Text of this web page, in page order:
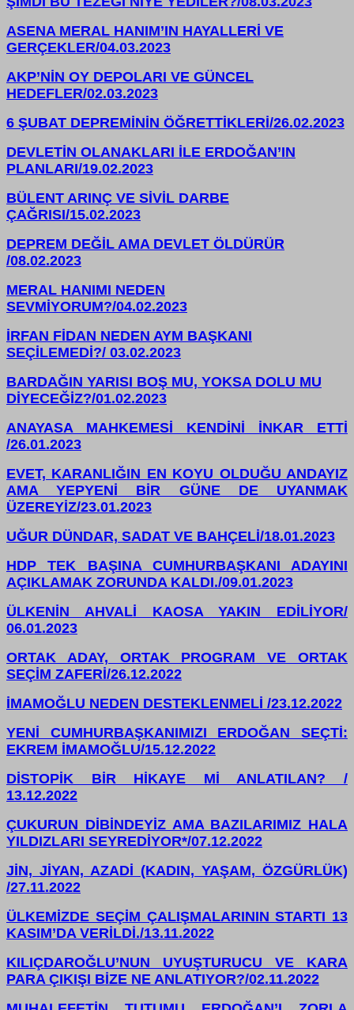
ASENA MERAL HANIM’IN HAYALLERİ VE
GERÇEKLER/04.03.2023
AKP’NİN OY DEPOLARI VE GÜNCEL
HEDEFLER/02.03.2023
6 ŞUBAT DEPREMİNİN ÖĞRETTİKLERİ/26.02.2023
DEVLETİN OLANAKLARI İLE ERDOĞAN’IN
PLANLARI/19.02.2023
BÜLENT ARINÇ VE SİVİL DARBE
ÇAĞRISI/15.02.2023
DEPREM DEĞİL AMA DEVLET ÖLDÜRÜR
/08.02.2023
MERAL HANIMI NEDEN
SEVMİYORUM?/04.02.2023
İRFAN FİDAN NEDEN AYM BAŞKANI
SEÇİLEMEDİ?/ 03.02.2023
BARDAĞIN YARISI BOŞ MU, YOKSA DOLU MU
DİYECEĞİZ?/01.02.2023
ANAYASA MAHKEMESİ KENDİNİ İNKAR ETTİ
/26.01.2023
EVET, KARANLIĞIN EN KOYU OLDUĞU ANDAYIZ
AMA YEPYENİ BİR GÜNE DE UYANMAK
ÜZEREYİZ/23.01.2023
UĞUR DÜNDAR, SADAT VE BAHÇELİ/18.01.2023
HDP TEK BAŞINA CUMHURBAŞKANI ADAYINI
AÇIKLAMAK ZORUNDA KALDI./09.01.2023
ÜLKENİN AHVALİ KAOSA YAKIN EDİLİYOR/
06.01.2023
ORTAK ADAY, ORTAK PROGRAM VE ORTAK
SEÇİM ZAFERİ/26.12.2022
İMAMOĞLU NEDEN DESTEKLENMELİ /23.12.2022
YENİ CUMHURBAŞKANIMIZI ERDOĞAN SEÇTİ:
EKREM İMAMOĞLU/15.12.2022
DİSTOPİK BİR HİKAYE Mİ ANLATILAN? /
13.12.2022
ÇUKURUN DİBİNDEYİZ AMA BAZILARIMIZ HALA
YILDIZLARI SEYREDİYOR*/07.12.2022
JİN, JİYAN, AZADİ (KADIN, YAŞAM, ÖZGÜRLÜK)
/27.11.2022
ÜLKEMİZDE SEÇİM ÇALIŞMALARININ STARTI 13
KASIM’DA VERİLDİ./13.11.2022
KILIÇDAROĞLU’NUN UYUŞTURUCU VE KARA
PARA ÇIKIŞI BİZE NE ANLATIYOR?/02.11.2022